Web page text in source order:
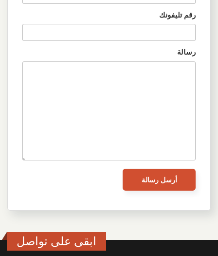
رقم تليفونك
رسالة
ابقى على تواصل